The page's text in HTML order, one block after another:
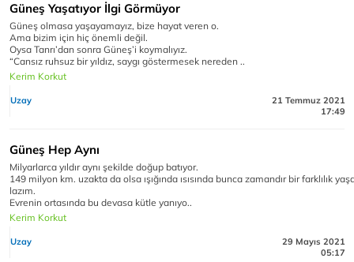
Güneş Yaşatıyor İlgi Görmüyor
Güneş olmasa yaşayamayız, bize hayat veren o.
Ama bizim için hiç önemli değil.
Oysa Tanrı’dan sonra Güneş’i koymalıyız.
“Cansız ruhsuz bir yıldız, saygı göstermesek nereden ..
Kerim Korkut
Uzay
21 Temmuz 2021
17:49
Güneş Hep Aynı
Milyarlarca yıldır aynı şekilde doğup batıyor.
149 milyon km. uzakta da olsa ışığında ısısında bunca zamandır bir farklılık
lazım.
Evrenin ortasında bu devasa kütle yanıyo..
Kerim Korkut
Uzay
29 Mayıs 2021
05:17